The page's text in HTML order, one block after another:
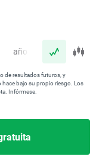
año
de resultados futuros, y
bajo su propio riesgo. Los
Infórmese.